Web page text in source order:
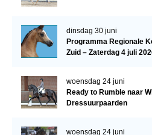
Wereldkampioenschap
Evenementen
dinsdag 30 juni
Programma Regionale
Zuid – Zaterdag 4 juli
woensdag 24 juni
Ready to Rumble naar
Dressuurpaarden
woensdag 24 juni